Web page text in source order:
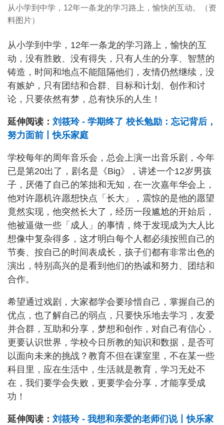
从小学到中学，12年一条龙的学习路上，愉快的互动。（资
料图片）
从小学到中学，12年一条龙的学习路上，愉快的互
动，没有胜败、没有得失，只有人生的分享、智慧的
铸造，时间和地点不能阻隔他们，友情仍然继续，没
有嫉妒，只有团结和合群、目标和计划、创作和讨
论，只要依然有梦，总有快乐的人生！
延伸阅读： 刘筱玲 - 学期终了 校长勉励：忘记背后，
努力面前丨快乐家庭
学校每年的周年音乐会，总会上演一出音乐剧，今年
已是第20出了，剧名是《Big》，讲述一个12岁男孩
子，厌倦了自己的笨拙和无知，在一次嘉年华会上，
他对许愿机许愿想快点「长大」，震惊的是他的愿望
竟然实现，他突然长大了，经历一段尴尬的开始后，
他被逼做一些「成人」的事情，终于发现成为大人比
想像中复杂得多，这才明白每个人都必须按照自己的
节奏、按自己的时间表成长，孩子们都有非常出色的
演出，特别高兴的是看到他们的热诚和努力、团结和
合作。
希望通过戏剧，大家都学会要珍惜自己，掌握自己的
优点，也了解自己的弱点，只要快乐地去学习，友爱
并合群，互助和分享，梦想和创作，对自己有信心，
更要认识世界，学校今日所教的知识和数据，是否可
以面向未来的挑战？教育不但在课室里，不在某一些
科目里，应在生活中，生活就是教育，学习无处不
在，我们要学会失败，更要学会分享，才能享受成
功！
延伸阅读： 刘筱玲 - 我想和亲爱的老师们说丨快乐家